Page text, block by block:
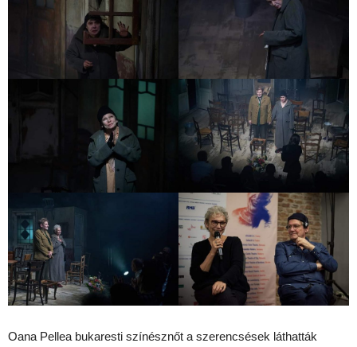
Oana Pellea bukaresti színésznőt a szerencsések láthatták